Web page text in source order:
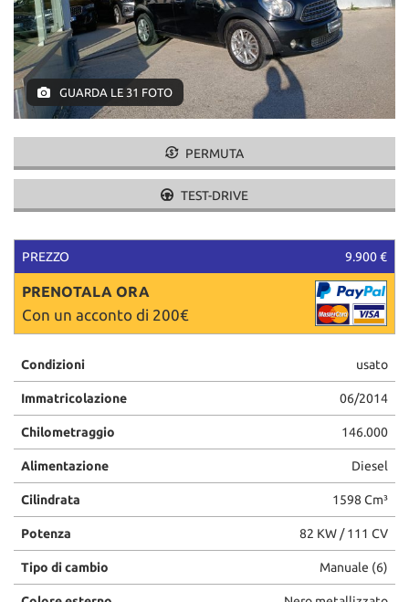
GUARDA LE 31 FOTO
PERMUTA
TEST-DRIVE
PREZZO 9.900 €
PRENOTALA ORA
Con un acconto di 200€
Condizioni usato
Immatricolazione 06/2014
Chilometraggio 146.000
Alimentazione Diesel
Cilindrata 1598 Cm³
Potenza 82 KW / 111 CV
Tipo di cambio Manuale (6)
tracciamento
che
adottiamo
per
offrire
funzionalità
e
le
di
descritte.
Per
maggiori
informazioni
sull'utilità
sul
funzionamento
questi
di
tracciamento
si
rimanda
alla
cookie
policy.